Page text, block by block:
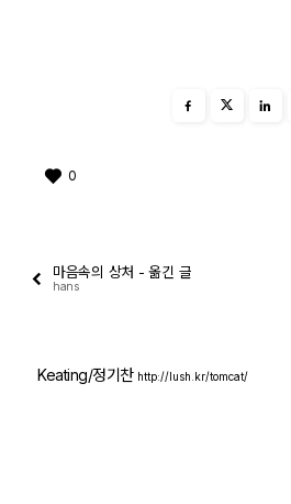
가입인사
0
마음속의 상처 - 옮긴 글
hans
Keating/정기찬 http://lush.kr/tomcat/